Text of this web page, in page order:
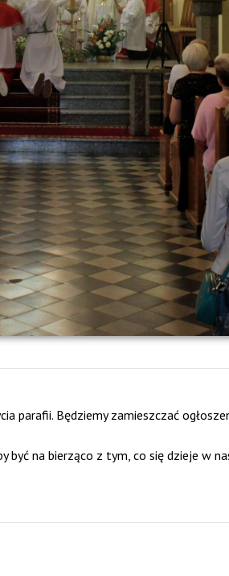
Będziemy zamieszczać
być na bierząco z tym, co się dzieje w